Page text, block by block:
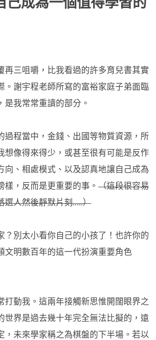
己成為一個值得學習的
再三咀嚼，比我看過的許多育兒書其實
。謝宇程老師所寫的富裕家庭子弟面臨
是我常常重讀的部分。
過程當中，金錢、出國等物質資源，所
想像得來得少，或甚至很有可能是反作
向、相處模式、以及認真地讓自己成為
樣，反而是更重要的事。 （這段很容易
選人然後靜默片刻…..）
？別太小看你自己的小孩了！也許你的
文明數百年的這一代扮演重要角色
打動我。這兩年接觸新思惟開闊眼界之
世界是過去幾十年完全無法比擬的，遠
，未來學家稱之為棋盤的下半場。若以